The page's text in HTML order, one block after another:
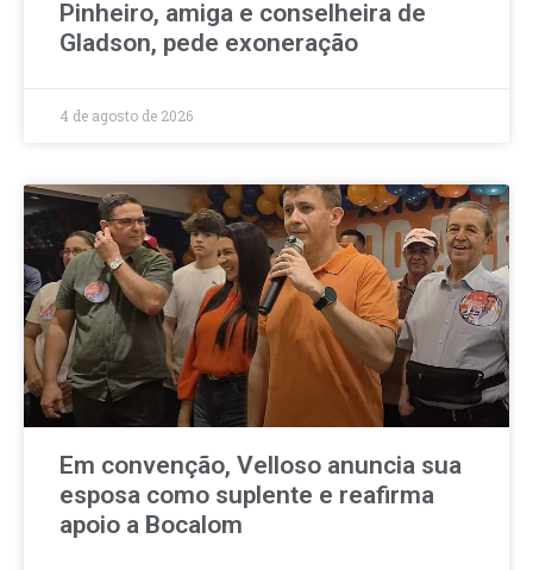
Pinheiro, amiga e conselheira de
Gladson, pede exoneração
4 de agosto de 2026
Em convenção, Velloso anuncia sua
esposa como suplente e reafirma
apoio a Bocalom